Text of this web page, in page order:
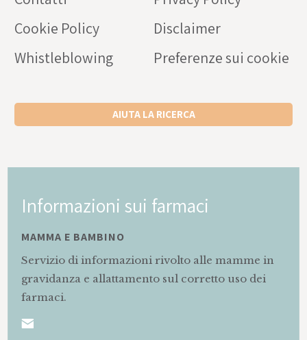
Cookie Policy
Disclaimer
Whistleblowing
Preferenze sui cookie
AIUTA LA RICERCA
Informazioni sui farmaci
MAMMA E BAMBINO
Servizio di informazioni rivolto alle mamme in
gravidanza e allattamento sul corretto uso dei
farmaci.